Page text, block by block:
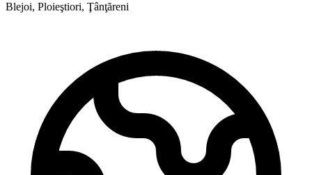
Blejoi, Ploieştiori, Ţânţăreni